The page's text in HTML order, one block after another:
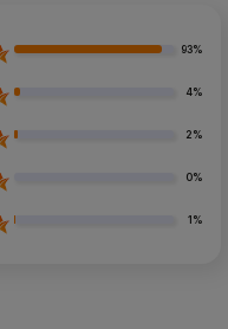
93%
4%
2%
0%
1%